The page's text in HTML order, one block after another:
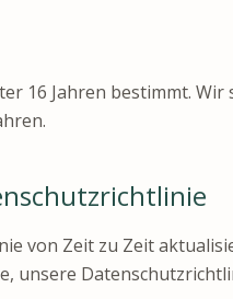
16 Jahren bestimmt.
von Zeit zu Zeit
unsere